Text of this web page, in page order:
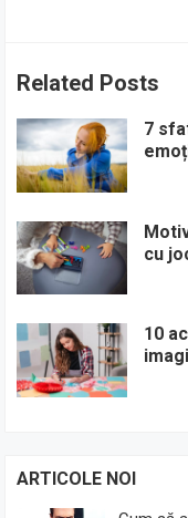
Related Posts
7
cu
10
ARTICOLE NOI